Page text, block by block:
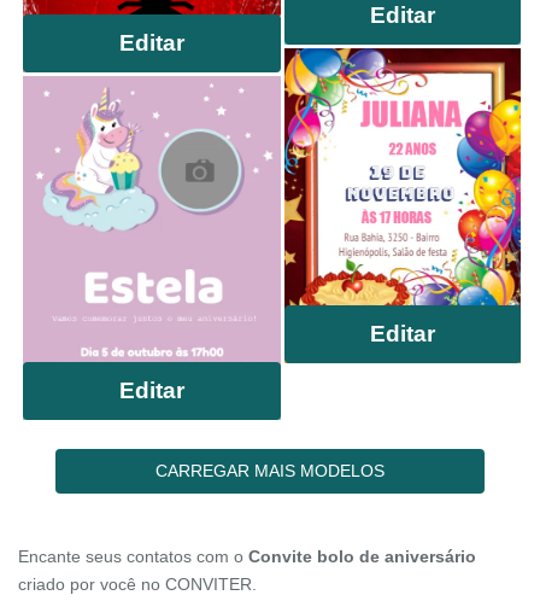
Editar
Editar
Editar
Editar
CARREGAR MAIS MODELOS
Encante seus contatos com o Convite bolo de aniversário
criado por você no CONVITER.